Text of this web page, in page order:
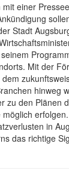
einer
Stadt
Mit der
hinweg
zu den Plänen
in
das richtige